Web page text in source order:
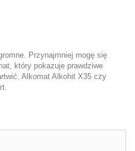
Przynajmniej mogę się
który pokazuje prawdziwe
Alkomat Alkohit X35 czy